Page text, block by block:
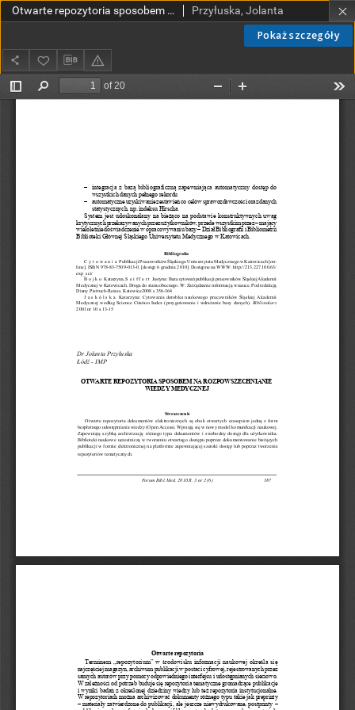
Pokaż szczegóły
Otwarte repozytoria sposobem na rozpowszechnianie wiedzy medycznej Przyłuska, Jolanta